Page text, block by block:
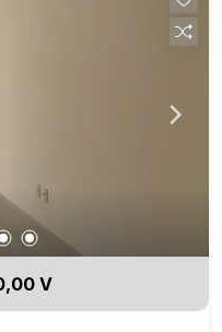
festas, academia,
a praça, clínicas,
avenidas, e de
farmácias,
e com
central e
V